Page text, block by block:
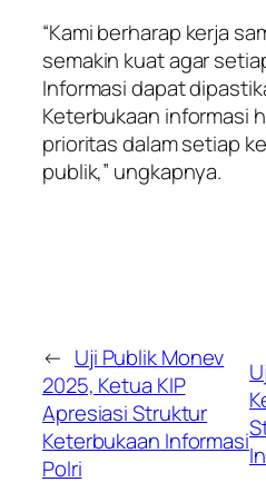
“Kami berharap kerja
semakin kuat agar
Informasi dapat
Keterbukaan informasi
prioritas dalam setiap
publik,” ungkapnya.
← Uji Publik Monev
2025, Ketua KIP
Apresiasi Struktur
Keterbukaan Informasi
Polri